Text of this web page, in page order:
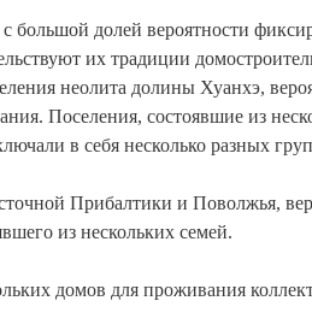
большой долей вероятности
их традиции
неолита долины Хуанхэ,
Поселения, состоявшие из
в себя несколько разных
Прибалтики и Поволжья,
из нескольких семей.
домов для проживания